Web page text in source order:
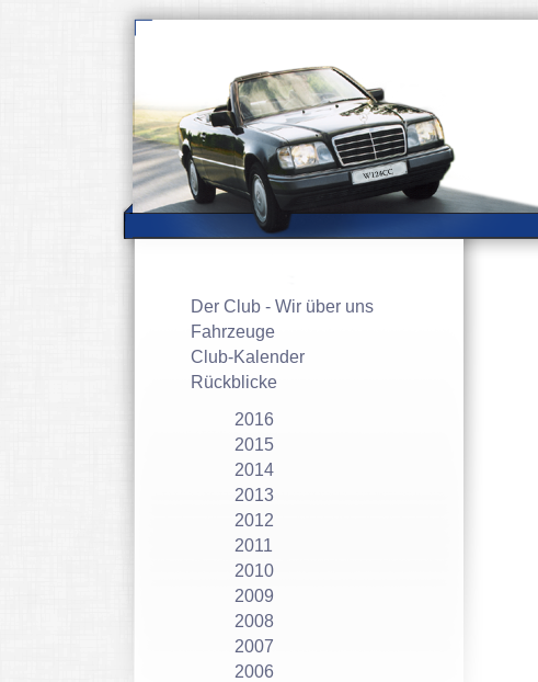
überspringen
Der Club - Wir über uns
Fahrzeuge
Club-Kalender
Rückblicke
2016
2015
2014
2013
2012
2011
2010
2009
2008
2007
2006